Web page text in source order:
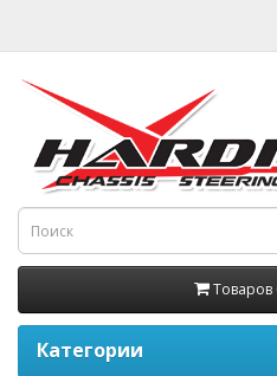
Товаров
Категории